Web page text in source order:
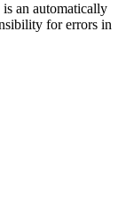
is an automatically
for errors in